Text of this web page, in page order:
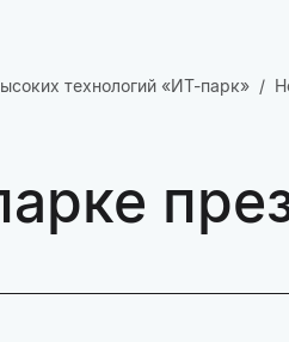
технологий «ИТ-парк»